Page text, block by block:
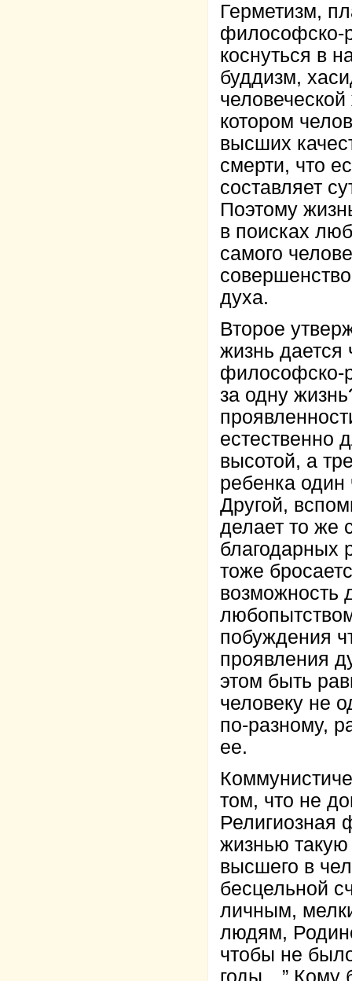
Герметизм,
философско-
коснуться в
буддизм,
котором
высших
смерти, что
составляет
Поэтому
в поисках
самого
духа.
Второе
жизнь дается
философско-
за одну
естественно
высотой, а
ребенка один
Другой,
делает то же
благодарных
тоже
возможность
побуждения
проявления
этом быть
человеку не
по-разному,
ее.
том, что не
Религиозная
жизнью такую
высшего в
бесцельной
личным,
людям,
чтобы не
годы…” Кому